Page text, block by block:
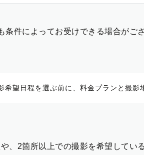
条件によってお受けできる場合がご
希望日程を選ぶ前に、料金プランと撮影
、2箇所以上での撮影を希望してい